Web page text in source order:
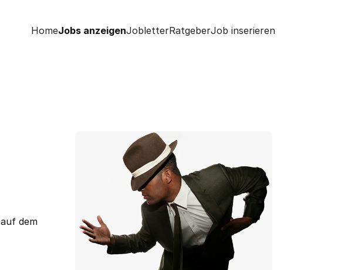
HomeJobs anzeigenJobletterRatgeberJob inserieren
auf dem